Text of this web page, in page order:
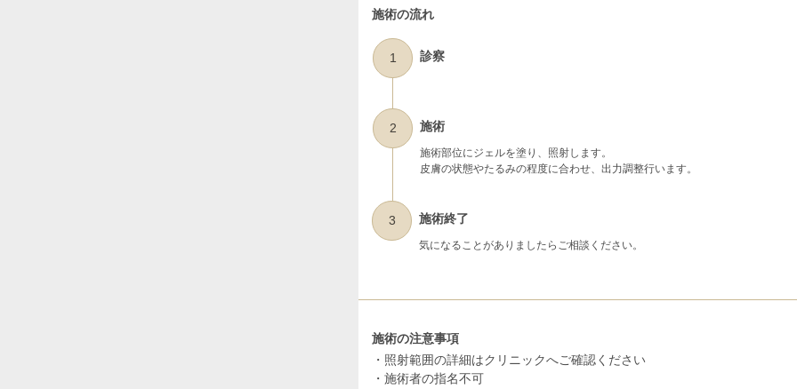
施術の流れ
1 診察
2 施術
施術部位にジェルを塗り、照射します。
皮膚の状態やたるみの程度に合わせ、出力調整行います。
3 施術終了
気になることがありましたらご相談ください。
施術の注意事項
・照射範囲の詳細はクリニックへご確認ください
・施術者の指名不可